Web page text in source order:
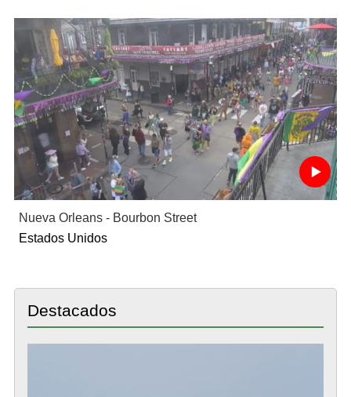
Nueva Orleans - Bourbon Street
Estados Unidos
Destacados